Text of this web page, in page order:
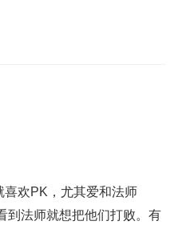
欢PK，尤其爱和法师
到法师就想把他们打败。有